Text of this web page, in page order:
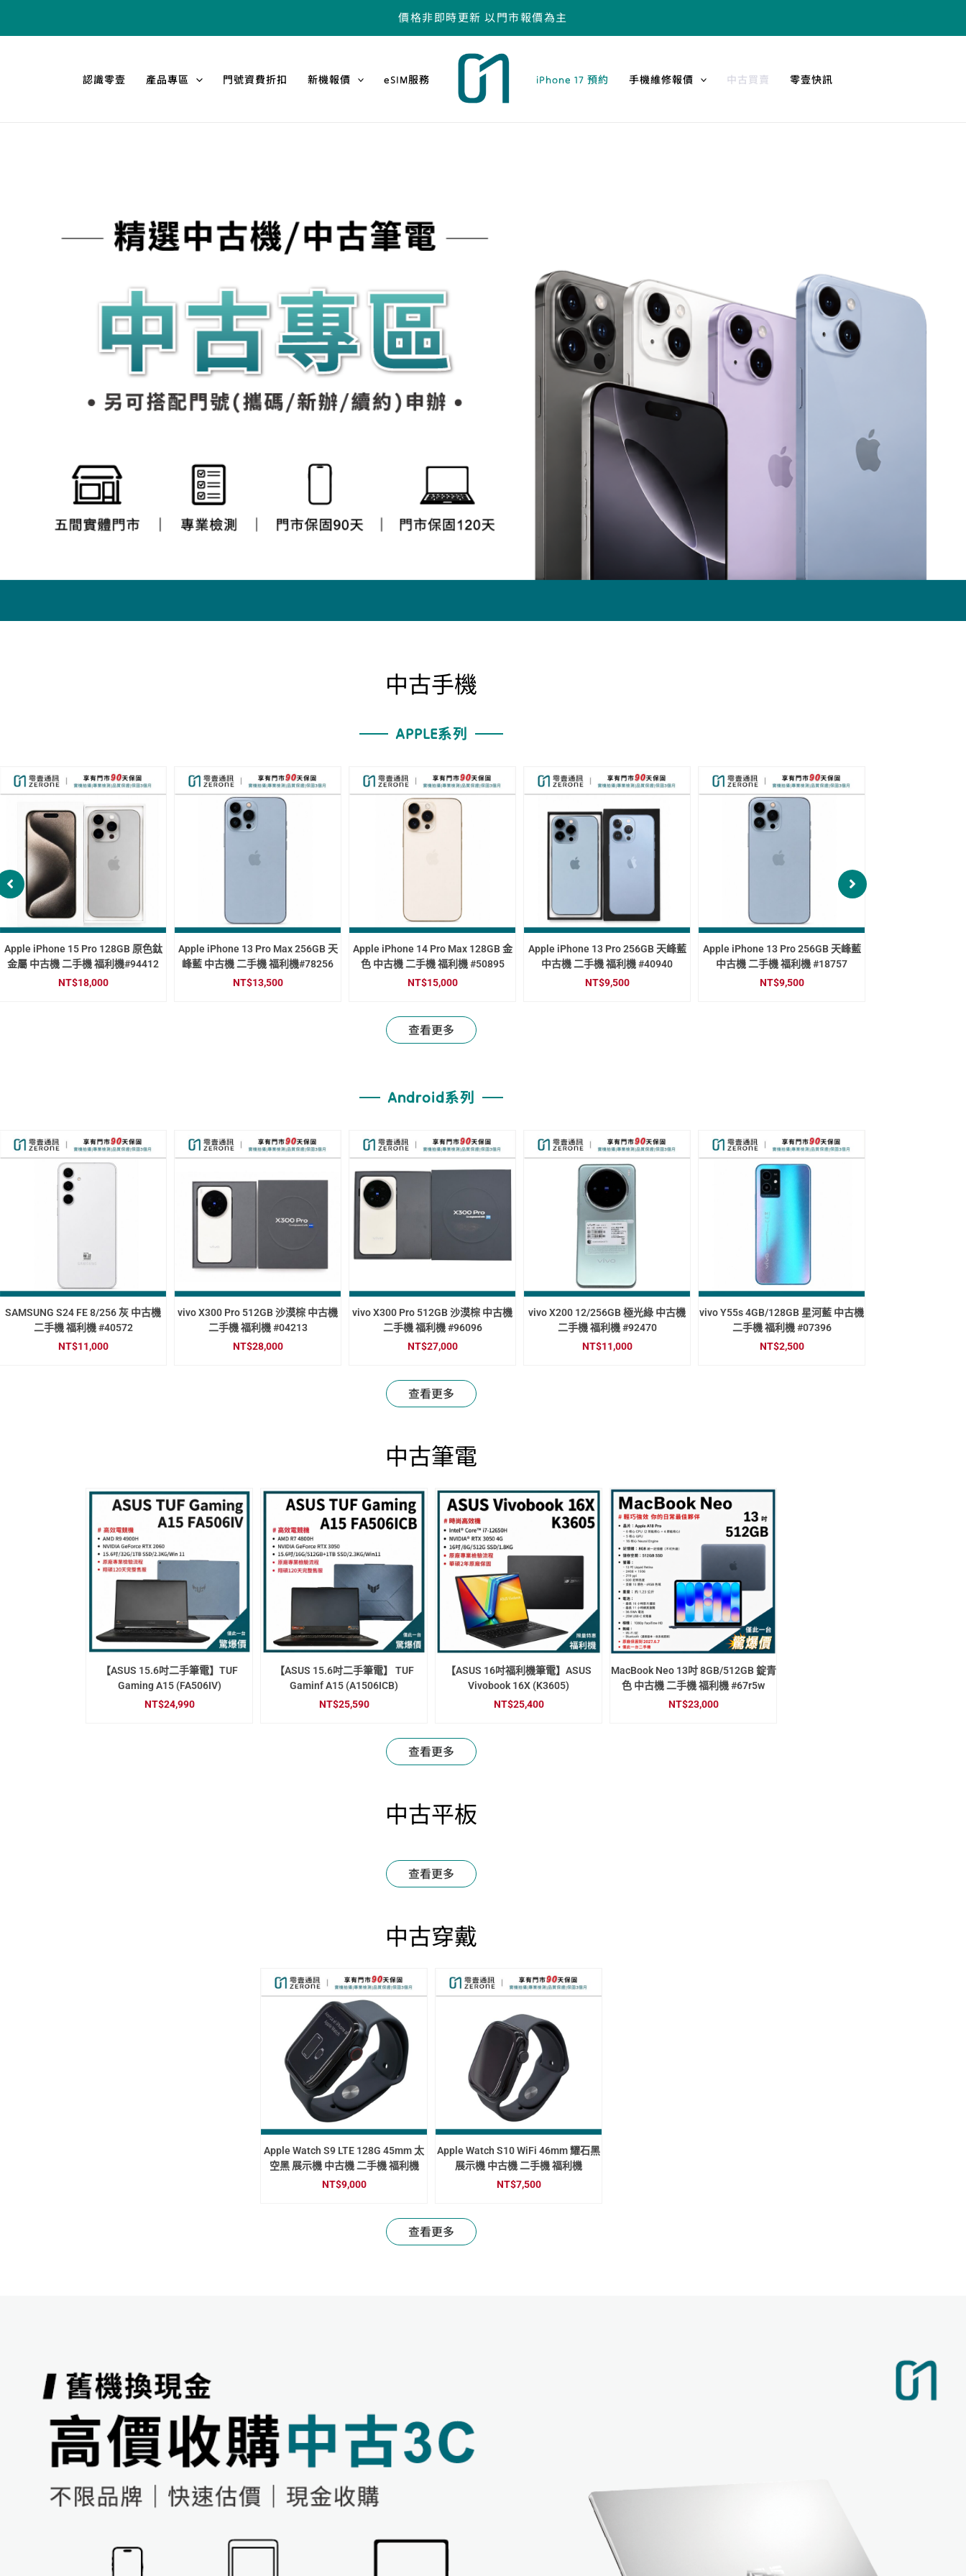
價格非即時更新 以門市報價為主
認識零壹 產品專區 門號資費折扣 新機報價 eSIM服務 iPhone 17 預約 手機維修報價 中古買賣 零壹快訊
中古手機
APPLE系列
金
#50895
Apple iPhone 13 Pro 256GB 天峰藍
中古機 二手機 福利機 #40940
Apple iPhone 13 Pro 256GB 天峰藍
中古機 二手機 福利機 #18757
Apple iPhone 13 Pro 256GB 石墨 中
古機 二手機 福利機 #95397
Apple iPhone 12 Pro Max 256GB 太
平洋藍 中古機 二手機 福利機 #22506
Apple iPhone 15 Pro 128GB 原色鈦
金屬 中古機 二手機 福利機#77183
查看更多
Android系列
SAMSUNG S24 FE 8/256 灰 中古機
二手機 福利機 #40572
NT$11,000
vivo X300 Pro 512GB 沙漠棕 中古機
二手機 福利機 #04213
NT$28,000
vivo X300 Pro 512GB 沙漠棕 中古機
二手機 福利機 #96096
NT$27,000
vivo X200 12/256GB 極光綠 中古機
二手機 福利機 #92470
NT$11,000
vivo Y55s 4GB/128GB 星河藍 中古機
二手機 福利機 #07396
NT$2,500
查看更多
中古筆電
【ASUS 15.6吋二手筆電】TUF
Gaming A15 (FA506IV)
NT$24,990
【ASUS 15.6吋二手筆電】 TUF
Gaminf A15 (A1506ICB)
NT$25,590
【ASUS 16吋福利機筆電】ASUS
Vivobook 16X (K3605)
NT$25,400
MacBook Neo 13吋 8GB/512GB 錠青
色 中古機 二手機 福利機 #67r5w
NT$23,000
查看更多
中古平板
查看更多
中古穿戴
Apple Watch S9 LTE 128G 45mm 太
空黑 展示機 中古機 二手機 福利機
NT$9,000
Apple Watch S10 WiFi 46mm 耀石黑
展示機 中古機 二手機 福利機
NT$7,500
查看更多